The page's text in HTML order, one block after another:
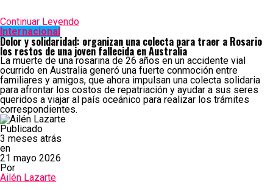
Continuar Leyendo
Internacional
Dolor y solidaridad: organizan una colecta para traer a Rosario
los restos de una joven fallecida en Australia
La muerte de una rosarina de 26 años en un accidente vial
ocurrido en Australia generó una fuerte conmoción entre
familiares y amigos, que ahora impulsan una colecta solidaria
para afrontar los costos de repatriación y ayudar a sus seres
queridos a viajar al país oceánico para realizar los trámites
correspondientes.
Publicado
3 meses atrás
en
21 mayo 2026
Por
Ailén Lazarte